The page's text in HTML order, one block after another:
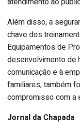
Além disso, a
chave dos
Equipamentos de
desenvolvimento de
comunicação e à
familiares, também
compromisso com a
Jornal da Chapada